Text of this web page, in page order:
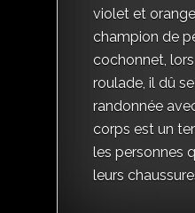
violet et
champion de
cochonnet,
roulade, il dû
randonnée
corps est un
les personnes
leurs